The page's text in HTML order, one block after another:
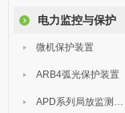
电力监控与保护
微机保护装置
ARB4弧光保护装置
APD系列局放监测装置